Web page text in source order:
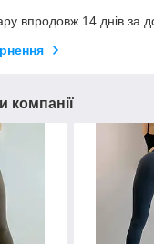
впродовж 14 днів за
компанії